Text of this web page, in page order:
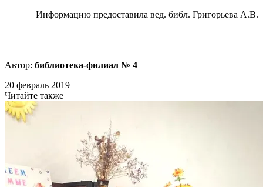
Информацию предоставила вед. библ. Григорьева А.В.
Автор: библиотека-филиал № 4
20 февраль 2019
Читайте также